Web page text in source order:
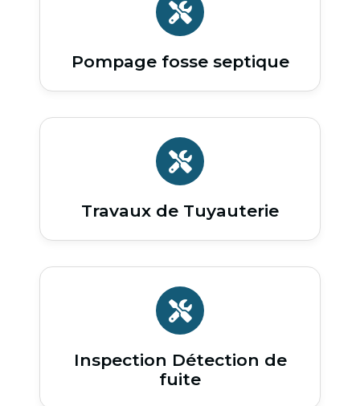
Pompage fosse septique
Travaux de Tuyauterie
Inspection Détection de
fuite